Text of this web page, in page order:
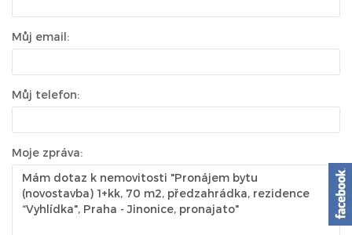
Můj email:
Můj telefon:
Moje zpráva: